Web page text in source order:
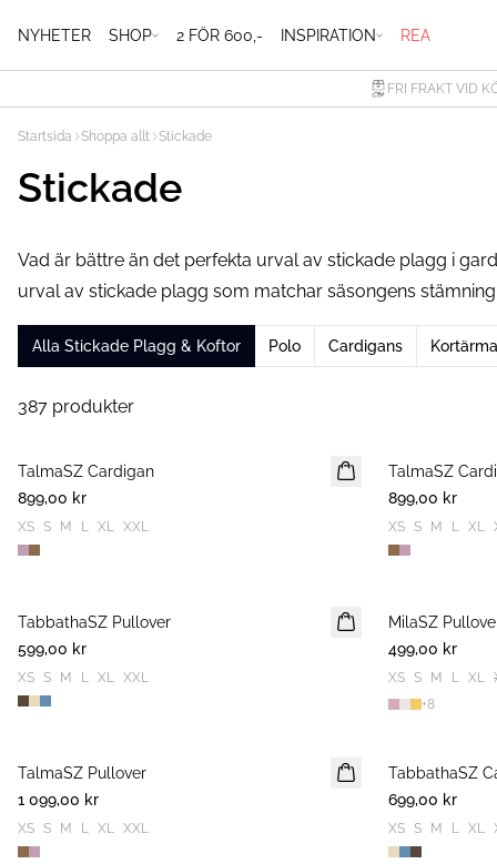
NYHETER SHOP 2 FÖR 600,- INSPIRATION REA
FRI FRAKT VID
Startsida Shoppa allt Stickade
Stickade
Vad är bättre än det perfekta urval av stickade plagg i
urval av stickade plagg som matchar säsongens
Alla Stickade Plagg & Koftor Polo Cardigans
387 produkter
NYHET
TalmaSZ Cardigan
899,00 kr
XS S M L XL XXL
NYHET
TalmaSZ
899,00 kr
XS S M L XL
NYHET
TabbathaSZ Pullover
599,00 kr
XS S M L XL XXL
NYHET
2 FOR 600 SEK
MilaSZ
499,00 kr
XS S M L XL
+8
NYHET
TalmaSZ Pullover
1 099,00 kr
XS S M L XL XXL
NYHET
TabbathaSZ
699,00 kr
XS S M L XL